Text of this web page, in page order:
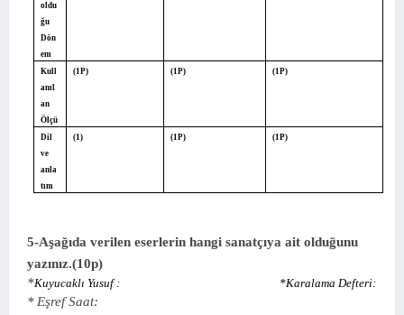
oldu
ğu
Dön
em
Kull
anıl
an
Ölçü
(1P) (1P) (1P)
Dil
ve
anla
tım
(1) (1P) (1P)
5-Aşağıda verilen eserlerin hangi sanatçıya ait olduğunu
yazınız.(10p)
*Kuyucaklı Yusuf : *Karalama Defteri:
* Eşref Saat: